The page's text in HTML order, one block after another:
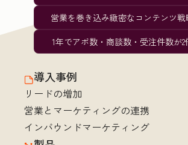
営業を巻き込み緻密なコンテンツ
1年でアポ数・商談数・受注件数が2
導入事例
リードの増加
営業とマーケティングの連携
インバウンドマーケティング